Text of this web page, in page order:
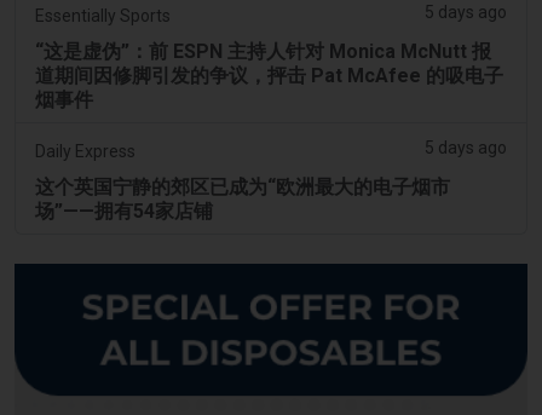
Essentially Sports 5 days ago
“这是虚伪”：前 ESPN 主持人针对 Monica McNutt 报
道期间因修脚引发的争议，抨击 Pat McAfee 的吸电子
烟事件
Daily Express 5 days ago
这个英国宁静的郊区已成为“欧洲最大的电子烟市
场”——拥有54家店铺